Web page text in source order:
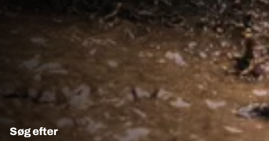
Søg efter